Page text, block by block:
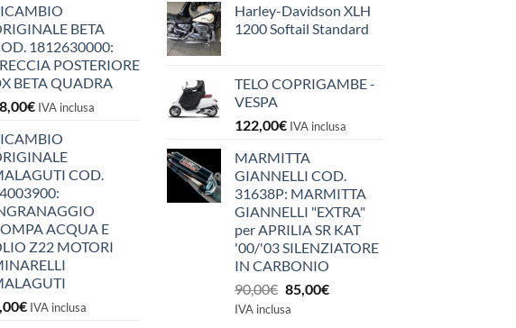
BETA
1812630000:
POSTERIORE
BETA QUADRA
€ IVA inclusa
COD.
ACQUA E
Z22 MOTORI
€ IVA inclusa
Harley-Davidson XLH
1200 Softail Standard
TELO COPRIGAMBE -
VESPA
122,00€ IVA inclusa
MARMITTA
GIANNELLI COD.
31638P: MARMITTA
GIANNELLI "EXTRA"
per APRILIA SR KAT
'00/'03 SILENZIATORE
IN CARBONIO
90,00€ Il
prezzo
85,00€Il
IVA inclusa